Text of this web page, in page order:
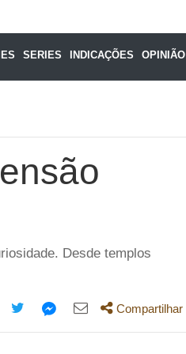
SERIES INDICAÇÕES OPINIÃO
Desde templos
Compartilhe
Compartilhe
Compartilhe
Compartilhar